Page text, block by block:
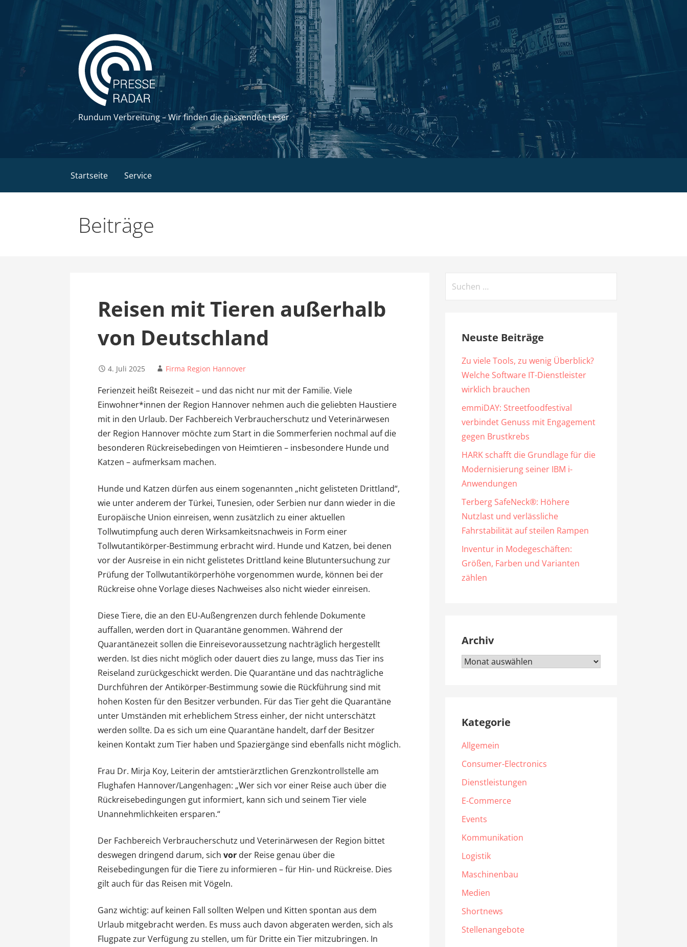
Rundum Verbreitung – Wir finden die passenden Leser
Startseite Service
Beiträge
Reisen mit Tieren außerhalb
von Deutschland
4. Juli 2025 Firma Region Hannover
Ferienzeit heißt Reisezeit – und das nicht nur mit der Familie. Viele
Einwohner*innen der Region Hannover nehmen auch die geliebten Haustiere
mit in den Urlaub. Der Fachbereich Verbraucherschutz und Veterinärwesen
der Region Hannover möchte zum Start in die Sommerferien nochmal auf die
besonderen Rückreisebedingen von Heimtieren – insbesondere Hunde und
Katzen – aufmerksam machen.
Hunde und Katzen dürfen aus einem sogenannten „nicht gelisteten Drittland“,
wie unter anderem der Türkei, Tunesien, oder Serbien nur dann wieder in die
Europäische Union einreisen, wenn zusätzlich zu einer aktuellen
Tollwutimpfung auch deren Wirksamkeitsnachweis in Form einer
Tollwutantikörper-Bestimmung erbracht wird. Hunde und Katzen, bei denen
vor der Ausreise in ein nicht gelistetes Drittland keine Blutuntersuchung zur
Prüfung der Tollwutantikörperhöhe vorgenommen wurde, können bei der
Rückreise ohne Vorlage dieses Nachweises also nicht wieder einreisen.
Diese Tiere, die an den EU-Außengrenzen durch fehlende Dokumente
auffallen, werden dort in Quarantäne genommen. Während der
Quarantänezeit sollen die Einreisevoraussetzung nachträglich hergestellt
werden. Ist dies nicht möglich oder dauert dies zu lange, muss das Tier ins
Reiseland zurückgeschickt werden. Die Quarantäne und das nachträgliche
Durchführen der Antikörper-Bestimmung sowie die Rückführung sind mit
hohen Kosten für den Besitzer verbunden. Für das Tier geht die Quarantäne
unter Umständen mit erheblichem Stress einher, der nicht unterschätzt
werden sollte. Da es sich um eine Quarantäne handelt, darf der Besitzer
keinen Kontakt zum Tier haben und Spaziergänge sind ebenfalls nicht möglich.
Frau Dr. Mirja Koy, Leiterin der amtstierärztlichen Grenzkontrollstelle am
Flughafen Hannover/Langenhagen: „Wer sich vor einer Reise auch über die
Rückreisebedingungen gut informiert, kann sich und seinem Tier viele
Unannehmlichkeiten ersparen.“
Der Fachbereich Verbraucherschutz und Veterinärwesen der Region bittet
deswegen dringend darum, sich vor der Reise genau über die
Reisebedingungen für die Tiere zu informieren – für Hin- und Rückreise. Dies
gilt auch für das Reisen mit Vögeln.
Ganz wichtig: auf keinen Fall sollten Welpen und Kitten spontan aus dem
Urlaub mitgebracht werden. Es muss auch davon abgeraten werden, sich als
Flugpate zur Verfügung zu stellen, um für Dritte ein Tier mitzubringen. In
Neuste Beiträge
Zu viele Tools, zu wenig Überblick?
Welche Software IT-Dienstleister
wirklich brauchen
emmiDAY: Streetfoodfestival
verbindet Genuss mit Engagement
gegen Brustkrebs
HARK schafft die Grundlage für die
Modernisierung seiner IBM i-
Anwendungen
Terberg SafeNeck®: Höhere
Nutzlast und verlässliche
Fahrstabilität auf steilen Rampen
Inventur in Modegeschäften:
Größen, Farben und Varianten
zählen
Archiv
Archiv
Kategorie
Allgemein
Consumer-Electronics
Dienstleistungen
E-Commerce
Events
Kommunikation
Logistik
Maschinenbau
Medien
Shortnews
Stellenangebote